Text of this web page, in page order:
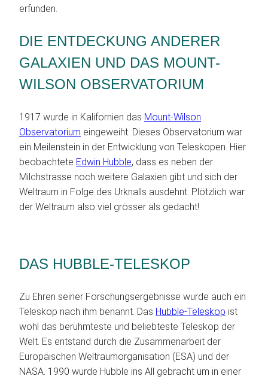
erfunden.
DIE ENTDECKUNG ANDERER
GALAXIEN UND DAS MOUNT-
WILSON OBSERVATORIUM
1917 wurde in Kalifornien das Mount-Wilson
Observatorium eingeweiht. Dieses Observatorium war
ein Meilenstein in der Entwicklung von Teleskopen. Hier
beobachtete Edwin Hubble, dass es neben der
Milchstrasse noch weitere Galaxien gibt und sich der
Weltraum in Folge des Urknalls ausdehnt. Plötzlich war
der Weltraum also viel grösser als gedacht!
DAS HUBBLE-TELESKOP
Zu Ehren seiner Forschungsergebnisse wurde auch ein
Teleskop nach ihm benannt. Das Hubble-Teleskop ist
wohl das berühmteste und beliebteste Teleskop der
Welt. Es entstand durch die Zusammenarbeit der
Europäischen Weltraumorganisation (ESA) und der
NASA. 1990 wurde Hubble ins All gebracht um in einer